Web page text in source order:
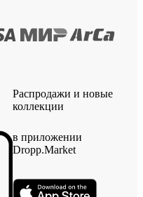
Распродажи и новые
коллекции
в приложении
Dropp.Market